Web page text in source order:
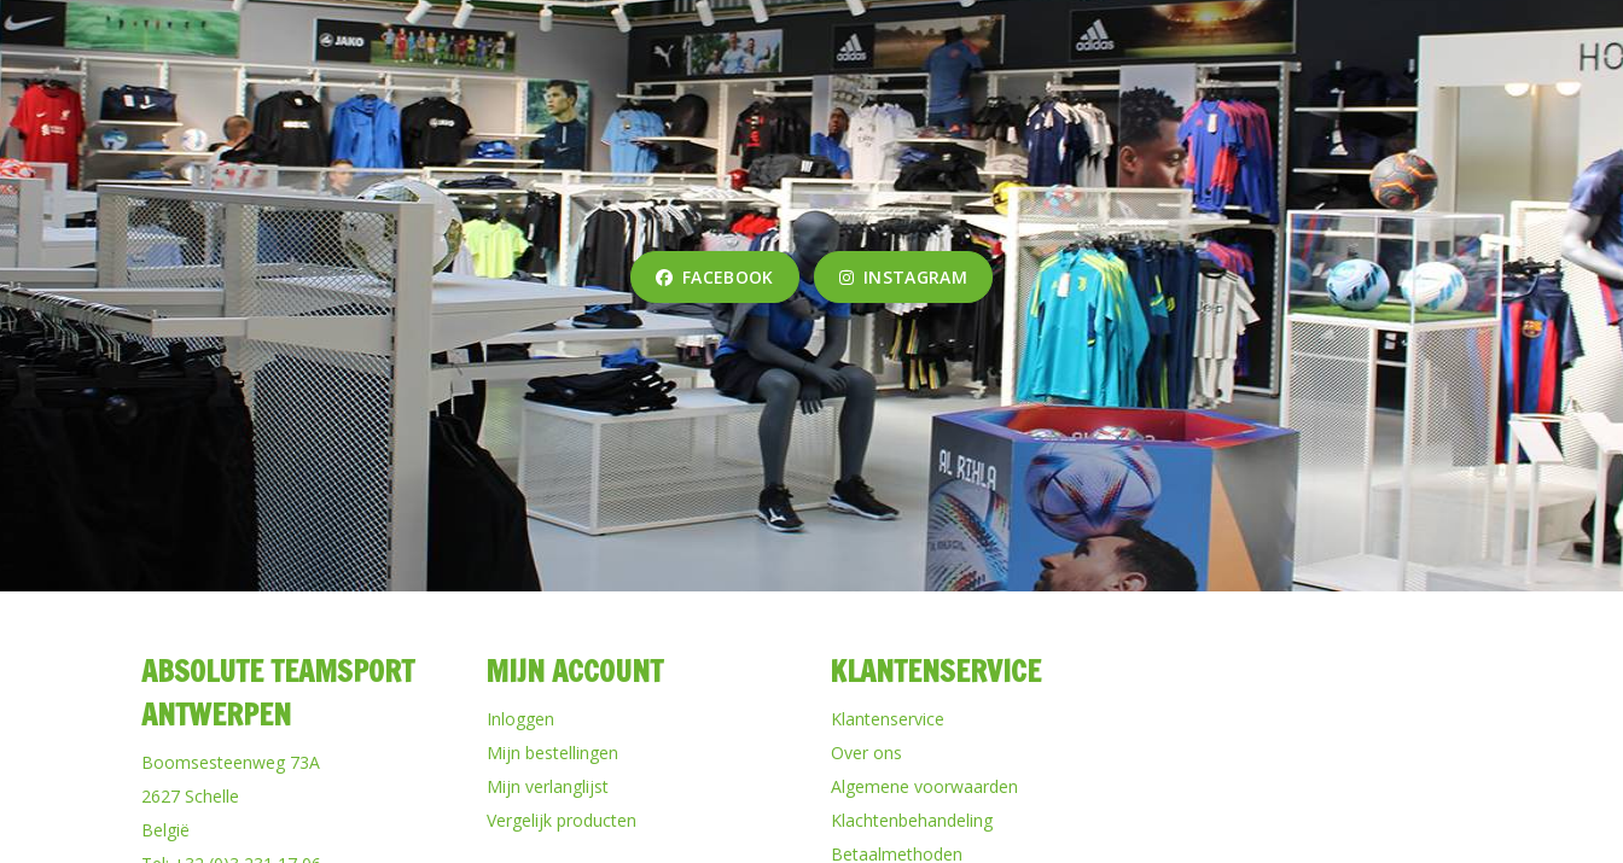
FACEBOOK INSTAGRAM
ABSOLUTE TEAMSPORT
ANTWERPEN
Boomsesteenweg 73A
2627 Schelle
België
MIJN ACCOUNT
Inloggen
Mijn bestellingen
Mijn verlanglijst
Vergelijk producten
KLANTENSERVICE
Klantenservice
Over ons
Algemene voorwaarden
Klachtenbehandeling
Betaalmethoden